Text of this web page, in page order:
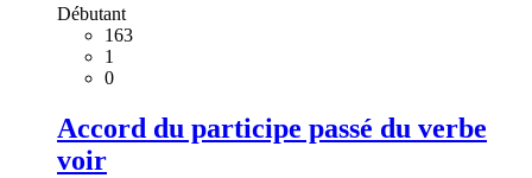
Débutant
163
1
0
Accord du participe passé du verbe
voir